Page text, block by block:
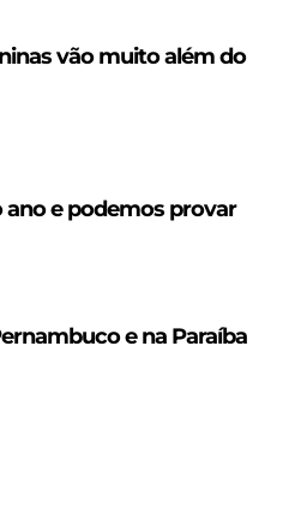
vão muito além do
e podemos provar
e na Paraíba